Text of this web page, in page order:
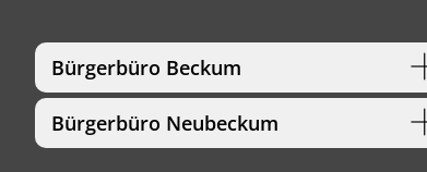
Bürgerbüro Beckum
Bürgerbüro Neubeckum